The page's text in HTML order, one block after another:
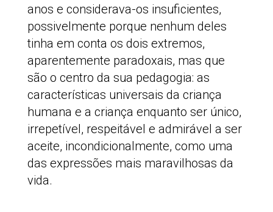
anos e considerava-os insuficientes,
possivelmente porque nenhum deles
tinha em conta os dois extremos,
aparentemente paradoxais, mas que
são o centro da sua pedagogia: as
características universais da criança
humana e a criança enquanto ser único,
irrepetível, respeitável e admirável a ser
aceite, incondicionalmente, como uma
das expressões mais maravilhosas da
vida.